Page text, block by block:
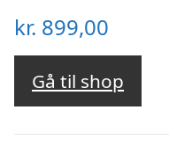
kr. 899,00
Gå til shop